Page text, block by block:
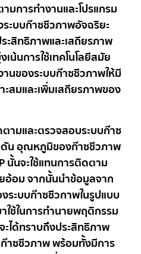
การทำงานและโปรแกรม
ะบบก๊าซชีวภาพอัจฉริยะ
ะสิทธิภาพและเสถียรภาพ
น้นการใช้เทคโนโลยีสมัย
นของระบบก๊าซชีวภาพให้มี
ะสมและเพิ่มเสถียรภาพของ
มและตรวจสอบระบบก๊าซ
ดัน อุณหภูมิของก๊าซชีวภาพ
นั้นจะใช้แทนการติดตาม
อ้อม จากนั้นนำข้อมูลจาก
ระบบก๊าซชีวกาพในรูปแบบ
ใช้ในการทำนายพฤติกรรม
ได้ทราบถึงประสิทธิภาพ
าซชีวภาพ พร้อมทั้งมีการ